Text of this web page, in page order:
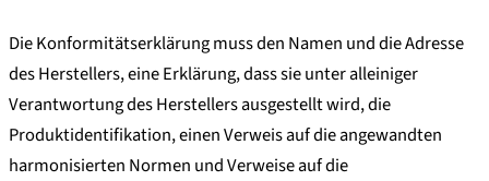
Die Konformitätserklärung muss den Namen und die Adresse
des Herstellers, eine Erklärung, dass sie unter alleiniger
Verantwortung des Herstellers ausgestellt wird, die
Produktidentifikation, einen Verweis auf die angewandten
harmonisierten Normen und Verweise auf die